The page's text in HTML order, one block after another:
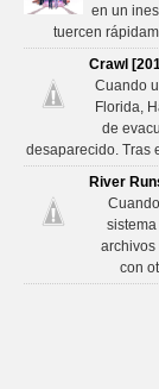
en un
tuercen
Crawl
Cuando
Florida,
de
desaparecido. Tras
River
archivos
con